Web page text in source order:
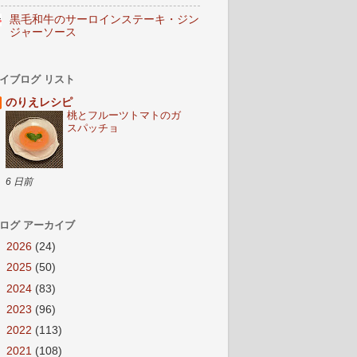
黒毛和牛のサーロインステーキ・ジン
ジャーソース
ブログ リスト
のりえレシピ
桃とフルーツトマトのガ
スパッチョ
6 日前
グ アーカイブ
2026 (24)
2025 (50)
2024 (83)
2023 (96)
2022 (113)
2021 (108)